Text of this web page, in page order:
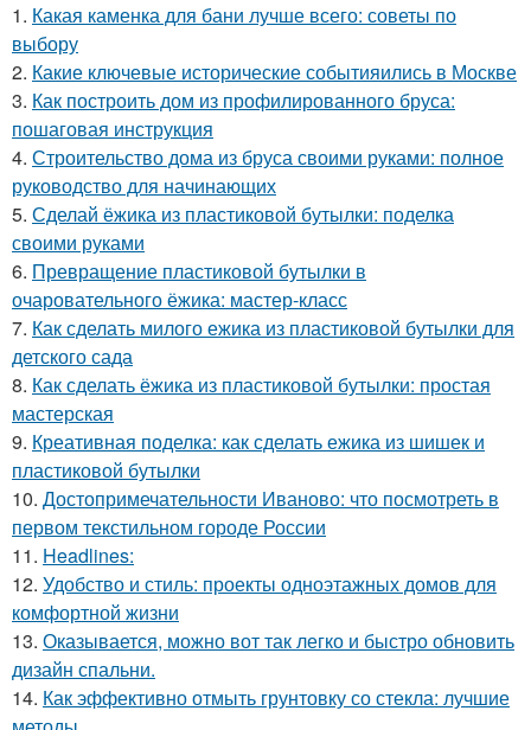
1. Какая каменка для бани лучше всего: советы по
выбору
2. Какие ключевые исторические событияились в Москве
3. Как построить дом из профилированного бруса:
пошаговая инструкция
4. Строительство дома из бруса своими руками: полное
руководство для начинающих
5. Сделай ёжика из пластиковой бутылки: поделка
своими руками
6. Превращение пластиковой бутылки в
очаровательного ёжика: мастер-класс
7. Как сделать милого ежика из пластиковой бутылки для
детского сада
8. Как сделать ёжика из пластиковой бутылки: простая
мастерская
9. Креативная поделка: как сделать ежика из шишек и
пластиковой бутылки
10. Достопримечательности Иваново: что посмотреть в
первом текстильном городе России
11. Headlines:
12. Удобство и стиль: проекты одноэтажных домов для
комфортной жизни
13. Оказывается, можно вот так легко и быстро обновить
дизайн спальни.
14. Как эффективно отмыть грунтовку со стекла: лучшие